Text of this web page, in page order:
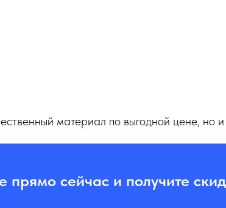
материал по выгодной цене, но
прямо сейчас и получите